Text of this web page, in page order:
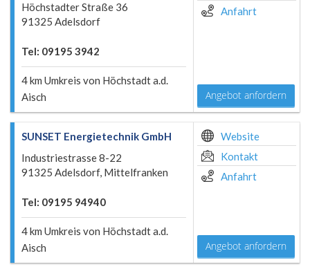
Höchstadter Straße 36
91325 Adelsdorf
Tel: 09195 3942
4 km Umkreis von Höchstadt a.d.
Aisch
Anfahrt
Angebot anfordern
SUNSET Energietechnik GmbH
Industriestrasse 8-22
91325 Adelsdorf, Mittelfranken
Tel: 09195 94940
4 km Umkreis von Höchstadt a.d.
Aisch
Website
Kontakt
Anfahrt
Angebot anfordern